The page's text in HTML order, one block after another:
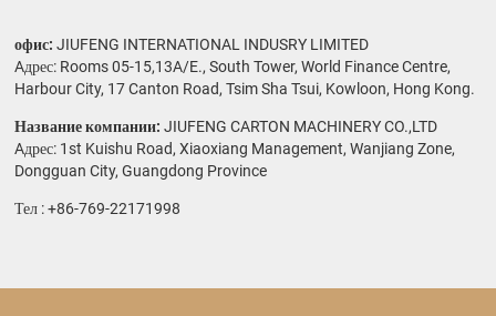
офис: JIUFENG INTERNATIONAL INDUSRY LIMITED
Aдрес: Rooms 05-15,13A/E., South Tower, World Finance Centre,
Harbour City, 17 Canton Road, Tsim Sha Tsui, Kowloon, Hong Kong.
Название компании: JIUFENG CARTON MACHINERY CO.,LTD
Aдрес: 1st Kuishu Road, Xiaoxiang Management, Wanjiang Zone,
Dongguan City, Guangdong Province
Тел :+86-769-22171998